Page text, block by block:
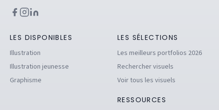
LES DISPONIBLES
Illustration
Illustration jeunesse
Graphisme
LES SÉLECTIONS
Les meilleurs portfolios 2026
Rechercher visuels
Voir tous les visuels
RESSOURCES